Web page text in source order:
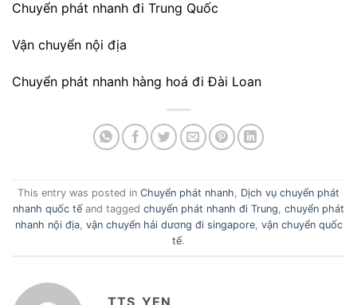
Chuyển phát nhanh đi Trung Quốc
Vận chuyển nội địa
Chuyển phát nhanh hàng hoá đi Đài Loan
This entry was posted in Chuyển phát nhanh, Dịch vụ chuyển phát
nhanh quốc tế and tagged chuyển phát nhanh đi Trung, chuyển phát
nhanh nội địa, vận chuyển hải dương đi singapore, vận chuyển quốc
tế.
TTS_YEN